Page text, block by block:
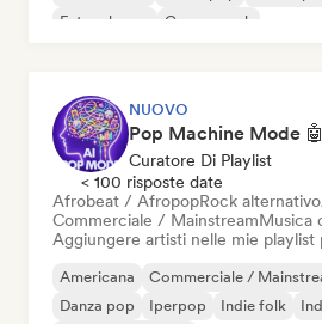
Future house
Garage rock
NUOVO
Curatore Di Playlist
< 100 risposte date
Afrobeat / AfropopRock alternativo
Commerciale / MainstreamMusica
Aggiungere artisti nelle mie playlist
Americana Commerciale /
Danza pop
Iperpop Indie folk